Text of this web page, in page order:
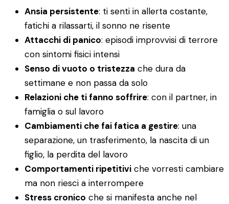
Ansia persistente: ti senti in allerta costante,
fatichi a rilassarti, il sonno ne risente
Attacchi di panico: episodi improvvisi di terrore
con sintomi fisici intensi
Senso di vuoto o tristezza che dura da
settimane e non passa da solo
Relazioni che ti fanno soffrire: con il partner, in
famiglia o sul lavoro
Cambiamenti che fai fatica a gestire: una
separazione, un trasferimento, la nascita di un
figlio, la perdita del lavoro
Comportamenti ripetitivi che vorresti cambiare
ma non riesci a interrompere
Stress cronico che si manifesta anche nel